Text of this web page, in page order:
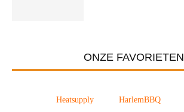
ONZE FAVORIETEN
Heatsupply HarlemBBQ